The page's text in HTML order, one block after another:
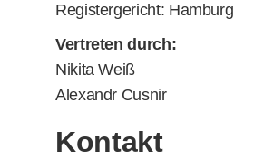
Registergericht: Hamburg
Vertreten durch:
Nikita Weiß
Alexandr Cusnir
Kontakt